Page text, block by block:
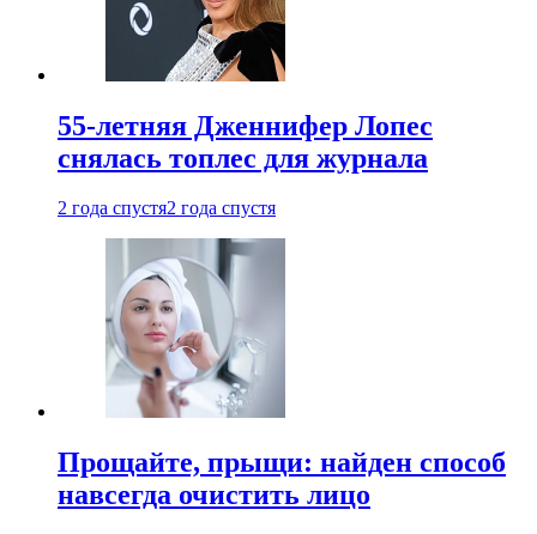
55-летняя Дженнифер Лопес
снялась топлес для журнала
2 года спустя2 года спустя
Прощайте, прыщи: найден способ
навсегда очистить лицо